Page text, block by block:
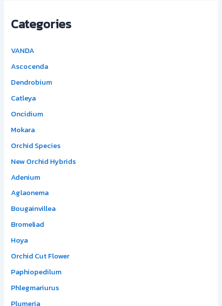
Categories
VANDA
Ascocenda
Dendrobium
Catleya
Oncidium
Mokara
Orchid Species
New Orchid Hybrids
Adenium
Aglaonema
Bougainvillea
Bromeliad
Hoya
Orchid Cut Flower
Paphiopedilum
Phlegmariurus
Plumeria